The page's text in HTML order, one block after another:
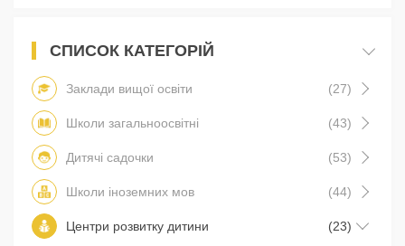
СПИСОК КАТЕГОРІЙ
Заклади вищої освіти (27)
Школи загальноосвітні (43)
Дитячі садочки (53)
Школи іноземних мов (44)
Центри розвитку дитини (23)